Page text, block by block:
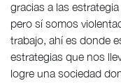
gracias a las
pero sí somos
trabajo, ahí es donde
estrategias que nos
logre una sociedad